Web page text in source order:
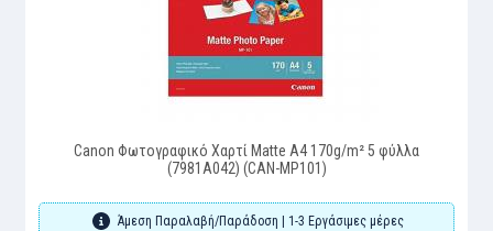
Canon Φωτογραφικό Χαρτί Matte A4 170g/m² 5 φύλλα
(7981A042) (CAN-MP101)
Άμεση Παραλαβή/Παράδοση | 1-3 Εργάσιμες μέρες